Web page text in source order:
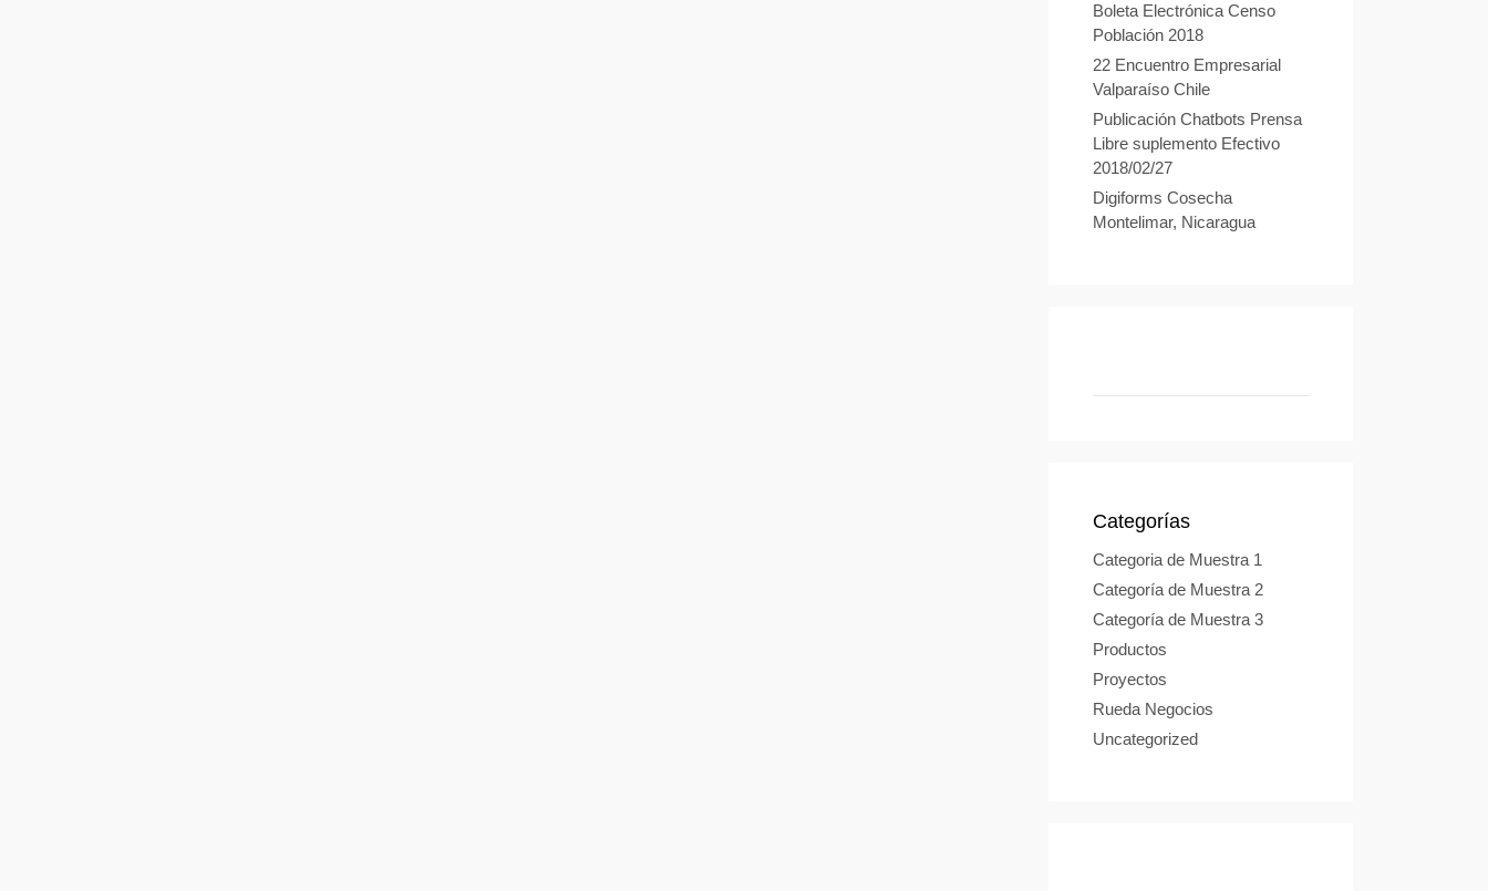
Boleta Electrónica Censo
Población 2018
22 Encuentro Empresarial
Valparaíso Chile
Publicación Chatbots Prensa
Libre suplemento Efectivo
2018/02/27
Digiforms Cosecha
Montelimar, Nicaragua
Categorías
Categoria de Muestra 1
Categoría de Muestra 2
Categoría de Muestra 3
Productos
Proyectos
Rueda Negocios
Uncategorized